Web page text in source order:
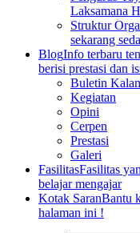
Laksamana
Struktur
sekarang
BlogInfo terbaru
berisi prestasi dan
Buletin
Kegiatan
Opini
Cerpen
Prestasi
Galeri
FasilitasFasilitas
belajar mengajar
Kotak SaranBantu
halaman ini !